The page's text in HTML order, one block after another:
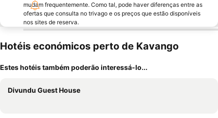
mudam frequentemente. Como tal, pode haver diferenças entre as
ofertas que consulta no trivago e os preços que estão disponíveis
nos sites de reserva.
Hotéis económicos perto de Kavango
Estes hotéis também poderão interessá-lo...
Divundu Guest House